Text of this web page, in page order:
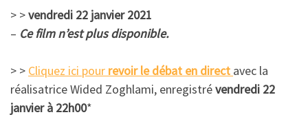
> >vendredi 22 janvier 2021
– Ce film n’est plus disponible.
> > Cliquez ici pour revoir le débat en direct avec la
réalisatrice Wided Zoghlami, enregistrévendredi 22
janvier à 22h00*